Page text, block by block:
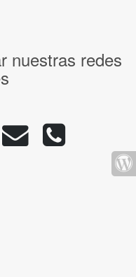
nuestras redes